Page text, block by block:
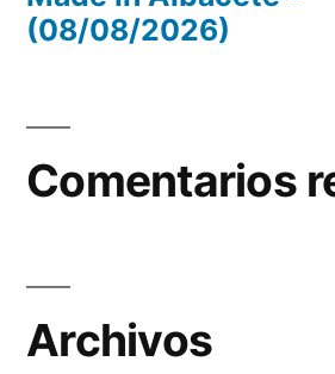
(08/08/2026)
Comentarios
Archivos